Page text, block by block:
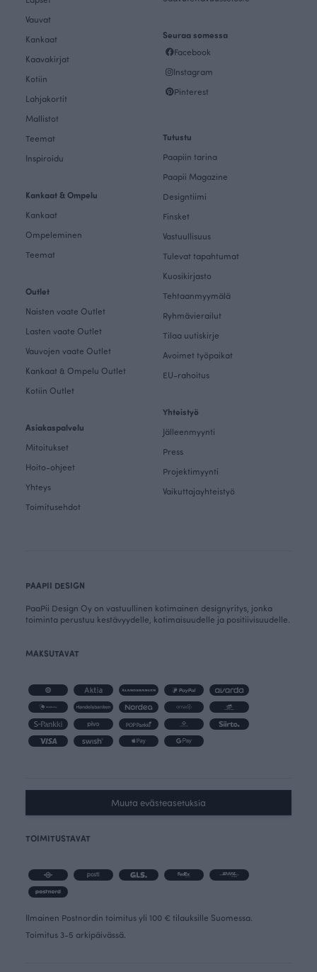
Vauvat
Kankaat
Kaavakirjat
Kotiin
Lahjakortit
Mallistot
Teemat
Inspiroidu
Kankaat & Ompelu
Kankaat
Ompeleminen
Teemat
Outlet
Naisten vaate Outlet
Lasten vaate Outlet
Vauvojen vaate Outlet
Kankaat & Ompelu Outlet
Kotiin Outlet
Asiakaspalvelu
Mitoitukset
Hoito-ohjeet
Yhteys
Toimitusehdot
Seuraa somessa
Facebook
Instagram
Pinterest
Tutustu
Paapiin tarina
Paapii Magazine
Designtiimi
Finsket
Vastuullisuus
Tulevat tapahtumat
Kuosikirjasto
Tehtaanmyymälä
Ryhmävierailut
Tilaa uutiskirje
Avoimet työpaikat
EU-rahoitus
Yhteistyö
Jälleenmyynti
Press
Projektimyynti
Vaikuttajayhteistyö
PAAPII DESIGN
PaaPii Design Oy on vastuullinen kotimainen designyritys, jonka
toiminta perustuu kestävyydelle, kotimaisuudelle ja positiivisuudelle.
MAKSUTAVAT
Muuta evästeasetuksia
TOIMITUSTAVAT
Ilmainen Postnordin toimitus yli 100 € tilauksille Suomessa.
Toimitus 3-5 arkipäivässä.